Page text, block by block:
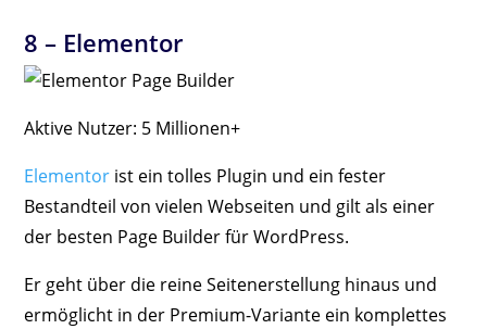
8 – Elementor
Aktive Nutzer: 5 Millionen+
Elementor ist ein tolles Plugin und ein fester
Bestandteil von vielen Webseiten und gilt als einer
der besten Page Builder für WordPress.
Er geht über die reine Seitenerstellung hinaus und
ermöglicht in der Premium-Variante ein komplettes